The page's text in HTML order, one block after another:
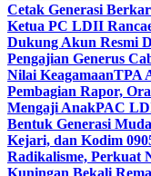
Cetak Generasi
Ketua PC LDII
Dukung Akun Resmi
Pengajian Generus
Nilai KeagamaanTPA
Pembagian Rapor,
Mengaji AnakPAC
Bentuk Generasi
Kejari, dan Kodim
Radikalisme, Perkuat